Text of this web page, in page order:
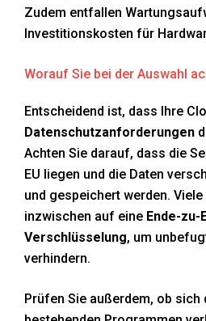
Zudem entfallen
Investitionskosten für
Worauf Sie bei der Auswahl
Entscheidend ist, dass Ihre
Datenschutzanforderungen
Achten Sie darauf, dass die
EU liegen und die Daten
und gespeichert werden.
inzwischen auf eine Ende-zu-
Verschlüsselung, um
verhindern.
Prüfen Sie außerdem, ob sich